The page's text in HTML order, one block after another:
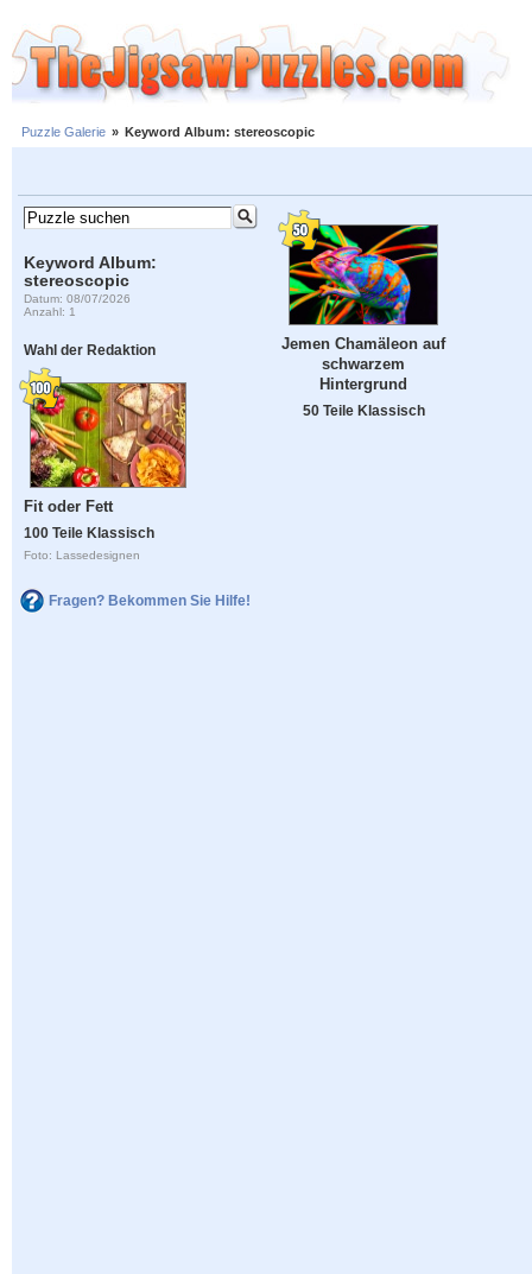
Puzzle Galerie » Keyword Album: stereoscopic
Keyword Album:
stereoscopic
Datum: 08/07/2026
Anzahl: 1
Wahl der Redaktion
Fit oder Fett
100 Teile Klassisch
Foto: Lassedesignen
Fragen? Bekommen Sie Hilfe!
Jemen Chamäleon auf
schwarzem
Hintergrund
50 Teile Klassisch